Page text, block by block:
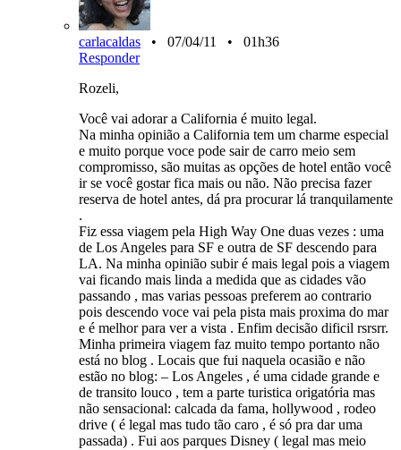
carlacaldas • 07/04/11 • 01h36
Responder
Rozeli,
Você vai adorar a California é muito legal.
Na minha opinião a California tem um charme especial
e muito porque voce pode sair de carro meio sem
compromisso, são muitas as opções de hotel então você
ir se você gostar fica mais ou não. Não precisa fazer
reserva de hotel antes, dá pra procurar lá tranquilamente
.
Fiz essa viagem pela High Way One duas vezes : uma
de Los Angeles para SF e outra de SF descendo para
LA. Na minha opinião subir é mais legal pois a viagem
vai ficando mais linda a medida que as cidades vão
passando , mas varias pessoas preferem ao contrario
pois descendo voce vai pela pista mais proxima do mar
e é melhor para ver a vista . Enfim decisão dificil rsrsrr.
Minha primeira viagem faz muito tempo portanto não
está no blog . Locais que fui naquela ocasião e não
estão no blog: – Los Angeles , é uma cidade grande e
de transito louco , tem a parte turistica origatória mas
não sensacional: calcada da fama, hollywood , rodeo
drive ( é legal mas tudo tão caro , é só pra dar uma
passada) . Fui aos parques Disney ( legal mas meio